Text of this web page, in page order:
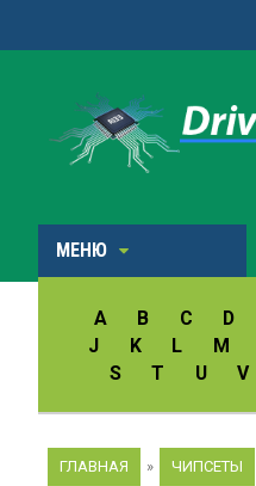
МЕНЮ
A B C D
J
K L M
S
T U V
ГЛАВНАЯ » ЧИПСЕТЫ